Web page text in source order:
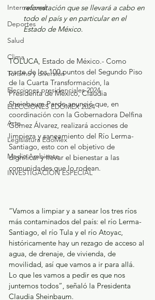
Internacional
Deportes
Salud
Clima
Turismo y diversión
Elecciones presidenciales 2024
ELECCIONES EDOMEX 2024
Arte
Legislatura EdoMéx
Medio Ambiente
INVESTIGACIÓN ESPECIAL
reforestación que se llevará a cabo en
todo el país y en particular en el
Estado de México.
TOLUCA , Estado de México.- Como
parte de los 100 puntos del Segundo Piso
de la Cuarta Transformación, la
Presidenta de México, Claudia
Sheinbaum Pardo anunció que, en
coordinación con la Gobernadora Delfina
Gómez Álvarez, realizará acciones de
limpieza y saneamiento del Río Lerma-
Santiago, esto con el objetivo de
dignificar y llevar el bienestar a las
comunidades que lo rodean.
“Vamos a limpiar y a sanear los tres ríos
más contaminados del país: el río Lerma-
Santiago, el río Tula y el río Atoyac,
históricamente hay un rezago de acceso al
agua, de drenaje, de vivienda, de
movilidad, así que vamos a ir para allá.
Lo que les vamos a pedir es que nos
juntemos todos”, señaló la Presidenta
Claudia Sheinbaum.